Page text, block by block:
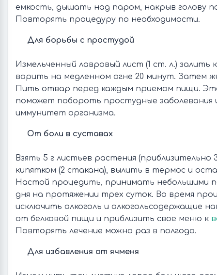
емкость, дышать над паром, накрыв голову
Повторять процедуру по необходимости.
Для борьбы с простудой
Измельченный лавровый лист (1 ст. л.) залить
варить на медленном огне 20 минут. Затем
Пить отвар перед каждым приемом пищи.
поможет побороть простудные заболевания
иммунитет организма.
От боли в суставах
Взять 5 г листьев растения (приблизительно
кипятком (2 стакана), вылить в термос и
Настой процедить, принимать небольшими
дня на протяжении трех суток. Во время
исключить алкоголь и алкогольсодержащие
от белковой пищи и приблизить свое меню к
Повторять лечение можно раз в полгода.
Для избавления от ячменя